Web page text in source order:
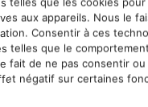
aux appareils. Nous le
Consentir à ces
telles que le
fait de ne pas consentir
négatif sur certaines
concrètes : – 1)
et de la publicité,
et
et de publicité.